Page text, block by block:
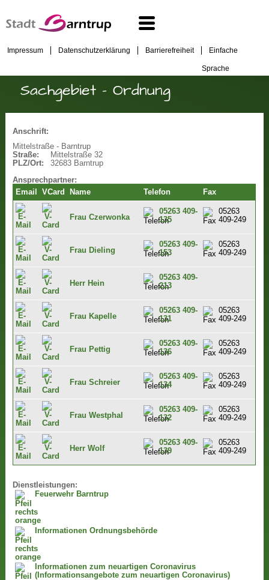
Impressum Datenschutzerklärung Barrierefreiheit Einfache
Sprache
Sachgebiet - Ordnung
Anschrift:
Mittelstraße - Barntrup
Straße:
Mittelstraße 32
PLZ/Ort:
32683 Barntrup
Ansprechpartner:
Email
VCard Name Telefon Fax
Frau Czerwonka
05263 409-
135
05263
409-249
Frau Dieling
05263 409-
153
05263
409-249
Herr Hein
05263 409-
213
Frau Kapelle
05263 409-
131
05263
409-249
Frau Pettig
05263 409-
136
05263
409-249
Frau Schreier
05263 409-
134
05263
409-249
Frau Westphal
05263 409-
132
05263
409-249
Herr Wolf
05263 409-
139
05263
409-249
Dienstleistungen:
Feuerwehr Barntrup
Informationen Ordnungsbehörde
Informationen zum neuartigen Coronavirus
(Informationsangebote zum neuartigen Coronavirus)